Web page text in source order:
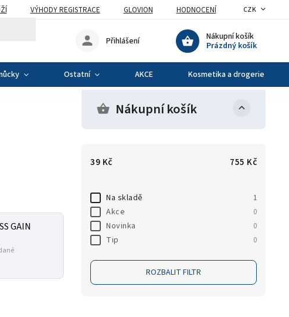
VÝHODY REGISTRACE GLOVION HODNOCENÍ CZK
Nákupní košík
Prázdný košík
Přihlášení
Ostatní AKCE Kosmetika a drogerie
Nákupní košík
39 Kč 755 Kč
Na skladě 1
Akce 0
Novinka 0
Tip 0
ROZBALIT FILTR
GAIN